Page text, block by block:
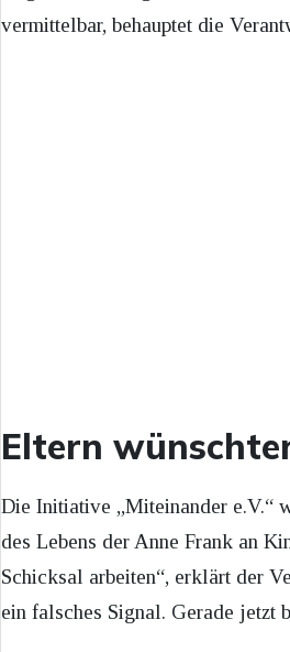
vermittelbar, behauptet die
Eltern
Die Initiative „Miteinander e.V.“
des Lebens der Anne Frank an
Schicksal arbeiten“, erklärt der
ein falsches Signal. Gerade jetzt